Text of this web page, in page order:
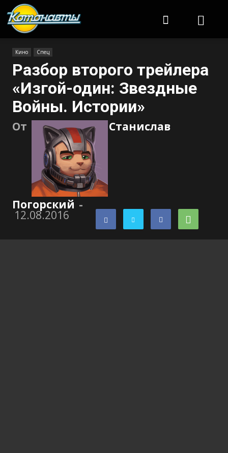
Кино Спец
Разбор второго трейлера
«Изгой-один: Звездные
Войны. Истории»
От Станислав
Погорский -
12.08.2016